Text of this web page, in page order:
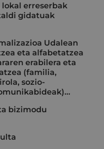
erreserbak
gidatuak
Udalean
eta alfabetatzea
erabilera eta
(familia,
sozio-
bizimodu